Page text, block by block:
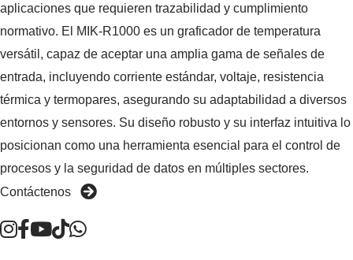
aplicaciones que requieren trazabilidad y cumplimiento
normativo. El MIK-R1000 es un graficador de temperatura
versátil, capaz de aceptar una amplia gama de señales de
entrada, incluyendo corriente estándar, voltaje, resistencia
térmica y termopares, asegurando su adaptabilidad a diversos
entornos y sensores. Su diseño robusto y su interfaz intuitiva lo
posicionan como una herramienta esencial para el control de
procesos y la seguridad de datos en múltiples sectores.
Contáctenos